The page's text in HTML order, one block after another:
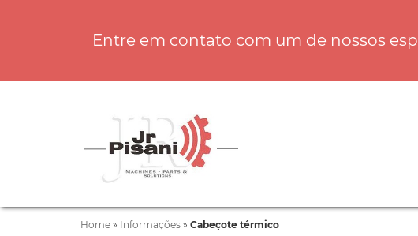
Entre em contato com um de nossos
Home » Informações » Cabeçote térmico